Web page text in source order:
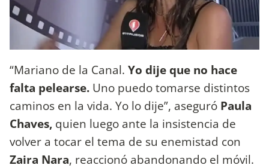
“Mariano de la Canal. Yo dije que no hace
falta pelearse. Uno puedo tomarse distintos
caminos en la vida. Yo lo dije”, aseguró Paula
Chaves, quien luego ante la insistencia de
volver a tocar el tema de su enemistad con
Zaira Nara, reaccionó abandonando el móvil.